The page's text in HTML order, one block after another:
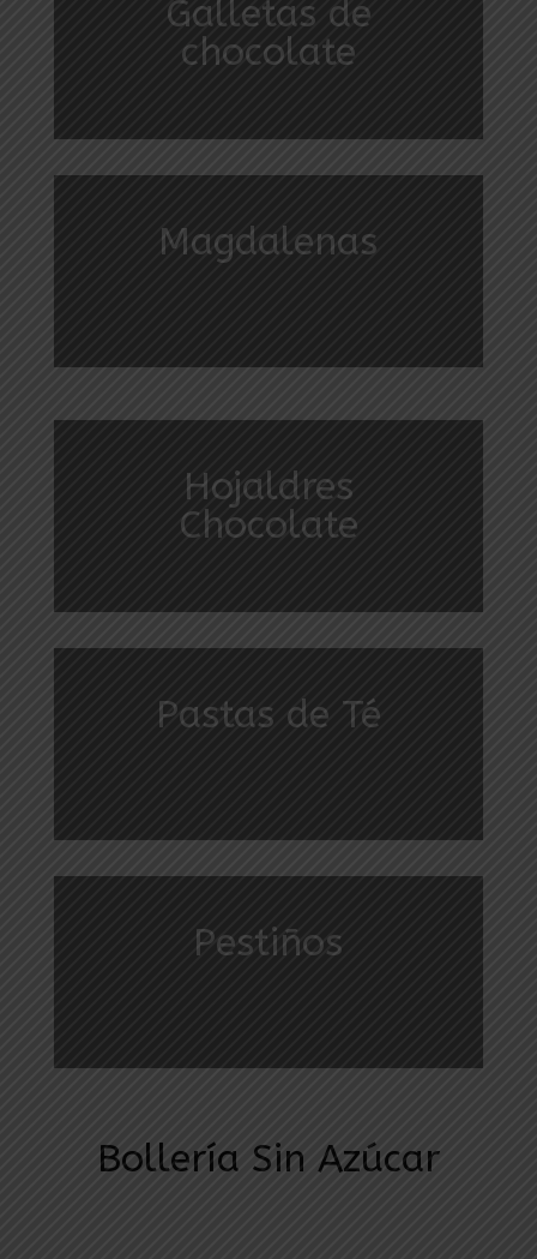
Galletas de
chocolate
Magdalenas
Hojaldres
Chocolate
Pastas de Té
Pestiños
Bollería Sin Azúcar